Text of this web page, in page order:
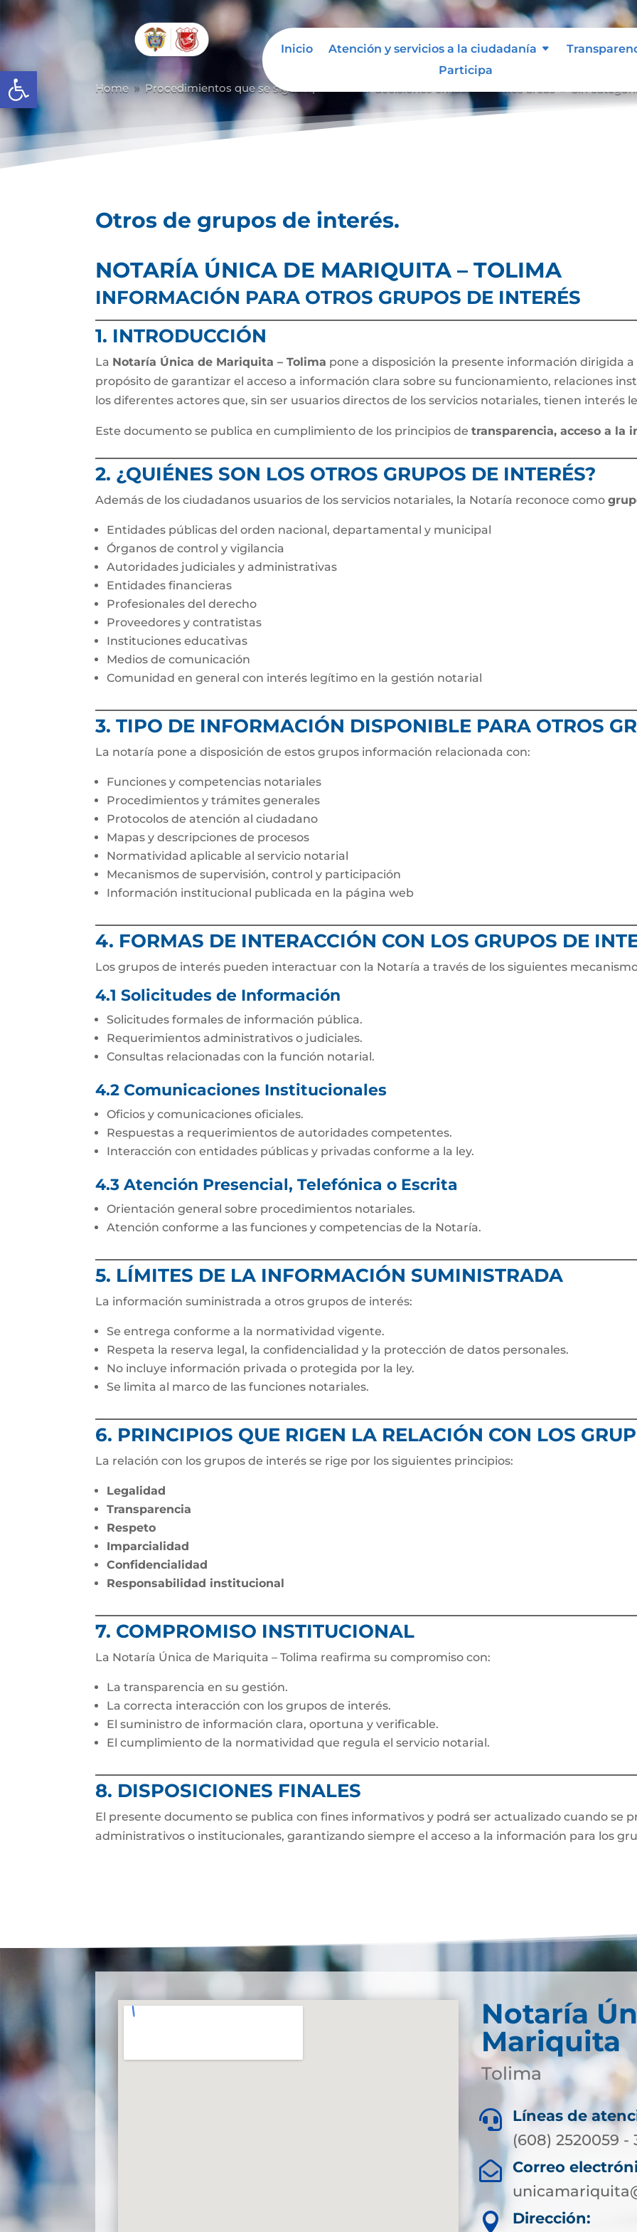
Abrir barra de herramientas
Inicio Atención y servicios a la ciudadanía
Participa
Home 9 Procedimientos que se siguen para tomar decisiones en las diferentes áreas
Otros de grupos de interés.
NOTARÍA ÚNICA DE MARIQUITA – TOLIMA
INFORMACIÓN PARA OTROS GRUPOS DE INTERÉS
1. INTRODUCCIÓN
La Notaría Única de Mariquita – Tolima pone a disposición la presente información dirigida a
propósito de garantizar el acceso a información clara sobre su funcionamiento, relaciones
los diferentes actores que, sin ser usuarios directos de los servicios notariales, tienen interés
Este documento se publica en cumplimiento de los principios detransparencia, acceso a la
2. ¿QUIÉNES SON LOS OTROS GRUPOS DE INTERÉS?
Además de los ciudadanos usuarios de los servicios notariales, la Notaría reconoce como
Entidades públicas del orden nacional, departamental y municipal
Órganos de control y vigilancia
Autoridades judiciales y administrativas
Entidades financieras
Profesionales del derecho
Proveedores y contratistas
Instituciones educativas
Medios de comunicación
Comunidad en general con interés legítimo en la gestión notarial
3. TIPO DE INFORMACIÓN DISPONIBLE PARA OTROS
La notaría pone a disposición de estos grupos información relacionada con:
Funciones y competencias notariales
Procedimientos y trámites generales
Protocolos de atención al ciudadano
Mapas y descripciones de procesos
Normatividad aplicable al servicio notarial
Mecanismos de supervisión, control y participación
Información institucional publicada en la página web
4. FORMAS DE INTERACCIÓN CON LOS GRUPOS DE
Los grupos de interés pueden interactuar con la Notaría a través de los siguientes
4.1 Solicitudes de Información
Solicitudes formales de información pública.
Requerimientos administrativos o judiciales.
Consultas relacionadas con la función notarial.
4.2 Comunicaciones Institucionales
Oficios y comunicaciones oficiales.
Respuestas a requerimientos de autoridades competentes.
Interacción con entidades públicas y privadas conforme a la ley.
4.3 Atención Presencial, Telefónica o Escrita
Orientación general sobre procedimientos notariales.
Atención conforme a las funciones y competencias de la Notaría.
5. LÍMITES DE LA INFORMACIÓN SUMINISTRADA
La información suministrada a otros grupos de interés:
Se entrega conforme a la normatividad vigente.
Respeta la reserva legal, la confidencialidad y la protección de datos personales.
No incluye información privada o protegida por la ley.
Se limita al marco de las funciones notariales.
6. PRINCIPIOS QUE RIGEN LA RELACIÓN CON LOS
La relación con los grupos de interés se rige por los siguientes principios:
Legalidad
Transparencia
Respeto
Imparcialidad
Confidencialidad
Responsabilidad institucional
7. COMPROMISO INSTITUCIONAL
La Notaría Única de Mariquita – Tolima reafirma su compromiso con:
La transparencia en su gestión.
La correcta interacción con los grupos de interés.
El suministro de información clara, oportuna y verificable.
El cumplimiento de la normatividad que regula el servicio notarial.
8. DISPOSICIONES FINALES
El presente documento se publica con fines informativos y podrá ser actualizado cuando se
administrativos o institucionales, garantizando siempre el acceso a la información para los
Notaría
Mariquita
Tolima

Líneas de
(608) 2520059 -

Correo
 Dirección: